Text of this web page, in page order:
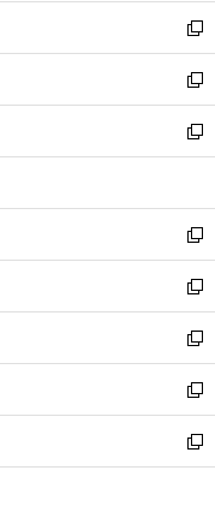
く
で
開
く
ド
ウ
で
開
く
ウ
ィ
ン
ド
ウ
で
開
し
い
ウ
ィ
ン
ド
ウ
開
く
新
し
い
ウ
ィ
ン
ウ
で
開
く
新
し
い
ウ
ン
ド
ウ
で
開
く
新
し
ウ
ィ
ン
ド
ウ
で
開
く
新
し
い
ウ
ィ
ン
ド
ウ
で
開
新
し
い
ウ
ィ
ン
ド
ウ
新
し
い
ウ
ィ
ン
新
し
い
ウ
新
し